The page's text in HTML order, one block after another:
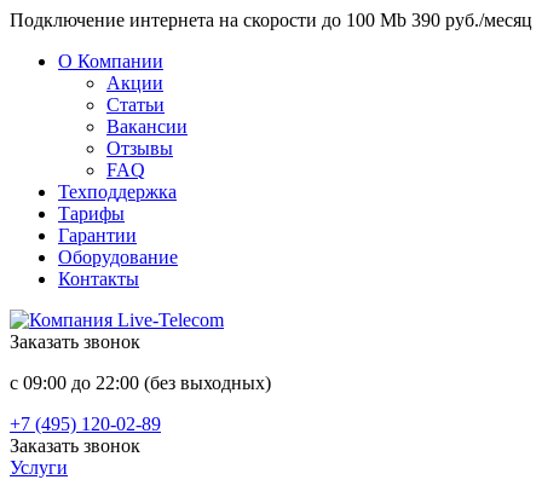
Подключение интернета на скорости до 100 Mb 390 руб./месяц
О Компании
Акции
Статьи
Вакансии
Отзывы
FAQ
Техподдержка
Тарифы
Гарантии
Оборудование
Контакты
Заказать звонок
с 09:00 до 22:00 (без выходных)
+7 (495) 120-02-89
Заказать звонок
Услуги